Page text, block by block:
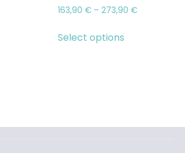
163,90€ –273,90€
Select options